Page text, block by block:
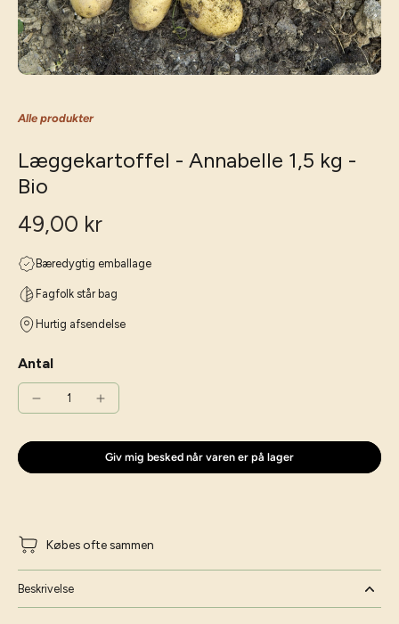
Alle produkter
Læggekartoffel - Annabelle 1,5 kg -
Bio
49,00 kr
Bæredygtig emballage
Fagfolk står bag
Hurtig afsendelse
Antal
Giv mig besked når varen er på lager
Købes ofte sammen
Beskrivelse